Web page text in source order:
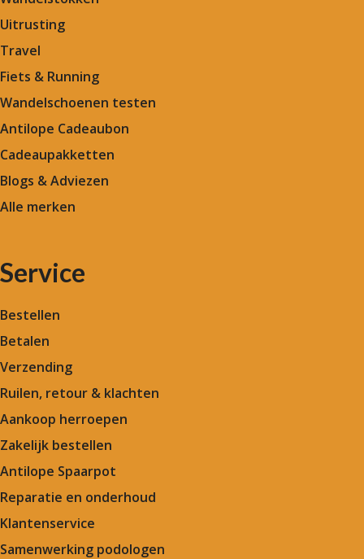
Uitrusting
Travel
Fiets & Running
Wandelschoenen testen
Antilope Cadeaubon
Cadeaupakketten
Blogs & Adviezen
Alle merken
Service
Bestellen
Betalen
Verzending
Ruilen, retour & klachten
Aankoop herroepen
Zakelijk bestellen
Antilope Spaarpot
Reparatie en onderhoud
Klantenservice
Samenwerking podologen